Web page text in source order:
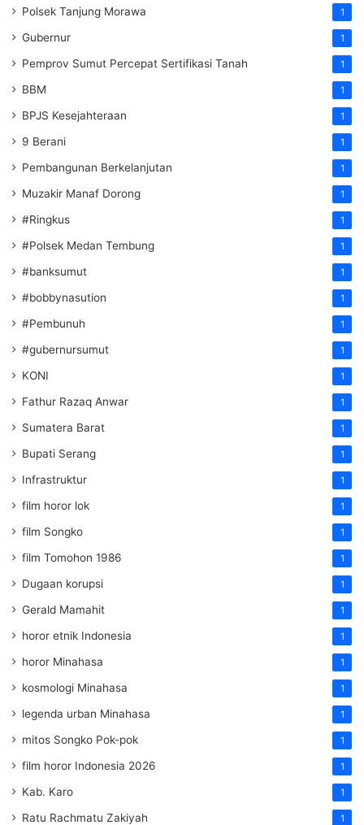
Polsek Tanjung Morawa 1
Gubernur 1
Pemprov Sumut Percepat Sertifikasi Tanah 1
BBM 1
BPJS Kesejahteraan 1
9 Berani 1
Pembangunan Berkelanjutan 1
Muzakir Manaf Dorong 1
#Ringkus 1
#Polsek Medan Tembung 1
#banksumut 1
#bobbynasution 1
#Pembunuh 1
#gubernursumut 1
KONI 1
Fathur Razaq Anwar 1
Sumatera Barat 1
Bupati Serang 1
Infrastruktur 1
film horor lok 1
film Songko 1
film Tomohon 1986 1
Dugaan korupsi 1
Gerald Mamahit 1
horor etnik Indonesia 1
horor Minahasa 1
kosmologi Minahasa 1
legenda urban Minahasa 1
mitos Songko Pok-pok 1
film horor Indonesia 2026 1
Kab. Karo 1
Ratu Rachmatu Zakiyah 1